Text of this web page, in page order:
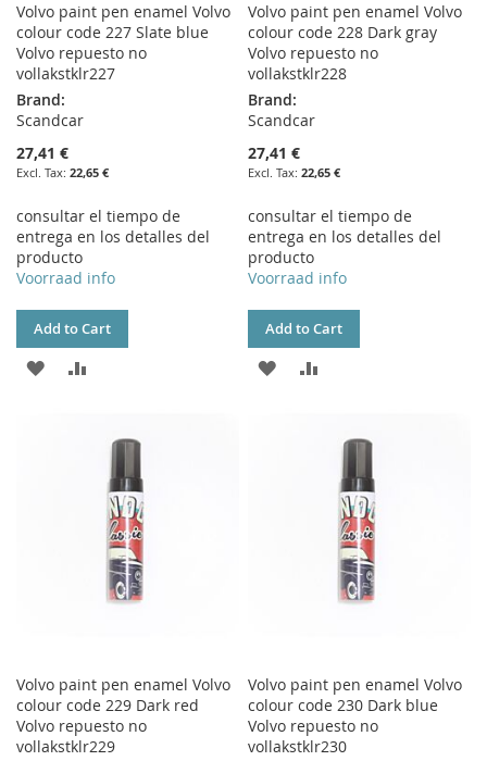
Volvo paint pen enamel Volvo
colour code 227 Slate blue
Volvo repuesto no
vollakstklr227
Brand:
Scandcar
27,41 €
22,65 €
consultar el tiempo de
entrega en los detalles del
producto
Voorraad info
Add to Cart
ADD
COMPARE
Volvo paint pen enamel Volvo
colour code 228 Dark gray
Volvo repuesto no
vollakstklr228
Brand:
Scandcar
27,41 €
22,65 €
consultar el tiempo de
entrega en los detalles del
producto
Voorraad info
Add to Cart
ADD
COMPARE
Volvo paint pen enamel Volvo
colour code 229 Dark red
Volvo repuesto no
vollakstklr229
Volvo paint pen enamel Volvo
colour code 230 Dark blue
Volvo repuesto no
vollakstklr230